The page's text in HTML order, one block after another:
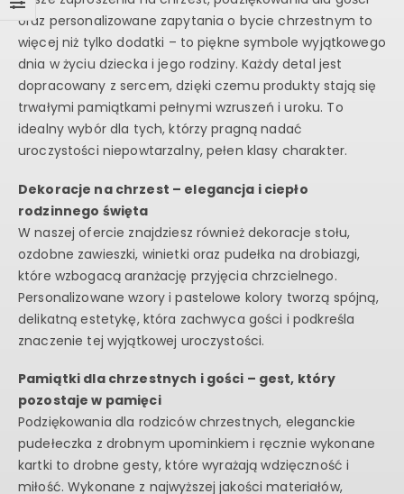
oraz personalizowane zapytania o bycie chrzestnym to
więcej niż tylko dodatki – to piękne symbole wyjątkowego
dnia w życiu dziecka i jego rodziny. Każdy detal jest
dopracowany z sercem, dzięki czemu produkty stają się
trwałymi pamiątkami pełnymi wzruszeń i uroku. To
idealny wybór dla tych, którzy pragną nadać
uroczystości niepowtarzalny, pełen klasy charakter.
Dekoracje na chrzest – elegancja i ciepło
rodzinnego święta
W naszej ofercie znajdziesz również dekoracje stołu,
ozdobne zawieszki, winietki oraz pudełka na drobiazgi,
które wzbogacą aranżację przyjęcia chrzcielnego.
Personalizowane wzory i pastelowe kolory tworzą spójną,
delikatną estetykę, która zachwyca gości i podkreśla
znaczenie tej wyjątkowej uroczystości.
Pamiątki dla chrzestnych i gości – gest, który
pozostaje w pamięci
Podziękowania dla rodziców chrzestnych, eleganckie
pudełeczka z drobnym upominkiem i ręcznie wykonane
kartki to drobne gesty, które wyrażają wdzięczność i
miłość. Wykonane z najwyższej jakości materiałów,